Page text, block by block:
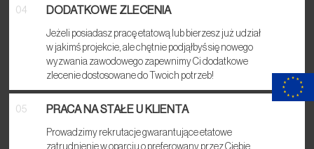
04 DODATKOWE ZLECENIA
Jeżeli posiadasz pracę etatową lub bierzesz już udział
w jakimś projekcie, ale chętnie podjąłbyś się nowego
wyzwania zawodowego zapewnimy Ci dodatkowe
zlecenie dostosowane do Twoich potrzeb!
05 PRACA NA STAŁE U KLIENTA
Prowadzimy rekrutacje gwarantujące etatowe
zatrudnienie w oparciu o preferowany przez Ciebie